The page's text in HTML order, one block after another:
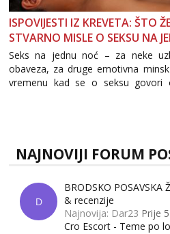
Čekam tvoj poziv!
tel:0,93€ - mob:1,12€
ISPOVIJESTI IZ KREVETA: ŠTO
STVARNO MISLE O SEKSU NA
Seks na jednu noć – za neke
obaveza, za druge emotivna
vremenu kad se o seksu govori
tema „jedne noći strasti“ i dalje
NAJNOVIJI FORUM
D
BRODSKO POSAVSKA
& recenzije
Najnovija: Dar23 Prije
Cro Escort - Teme po